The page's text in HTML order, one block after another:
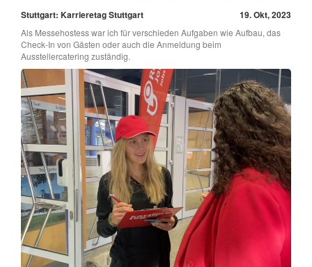
Stuttgart: Karrieretag Stuttgart 19. Okt, 2023
Als Messehostess war ich für verschieden Aufgaben wie Aufbau, das
Check-In von Gästen oder auch die Anmeldung beim
Ausstellercatering zuständig.